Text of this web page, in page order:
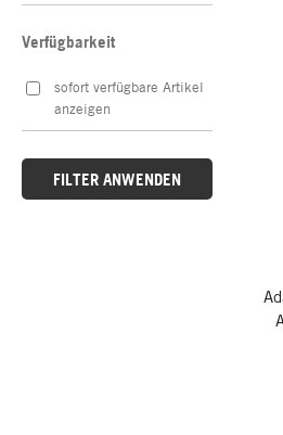
Verfügbarkeit
sofort verfügbare Artikel
anzeigen
FILTER ANWENDEN